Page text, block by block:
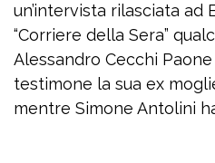
un’intervista rilasciata ad
“Corriere della Sera”
Alessandro Cecchi
testimone la sua ex
mentre Simone Antolini